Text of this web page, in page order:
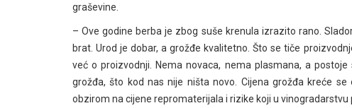
graševine.
– Ove godine berba je zbog suše krenula izrazito rano.
brat. Urod je dobar, a grožđe kvalitetno. Što se tiče
već o proizvodnji. Nema novaca, nema plasmana, a
grožđa, što kod nas nije ništa novo. Cijena grožđa kreće
obzirom na cijene repromaterijala i rizike koji u